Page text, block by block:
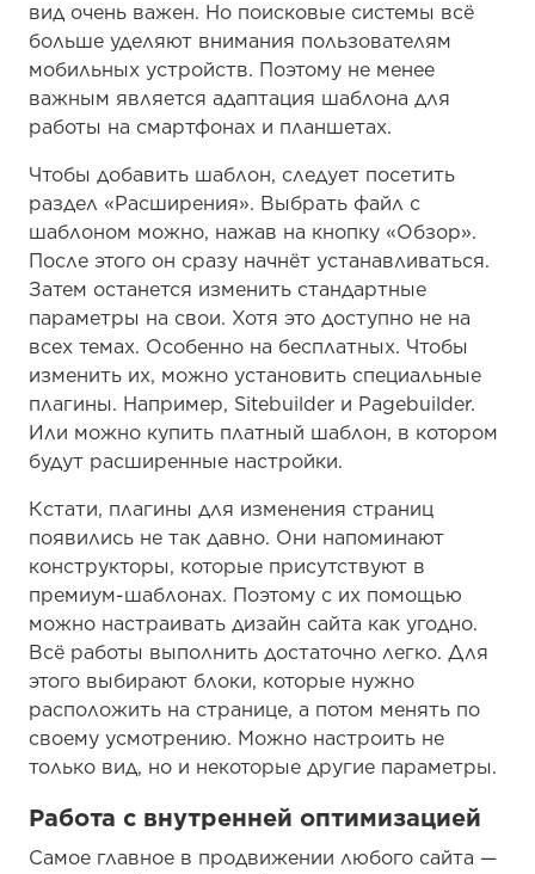
вид очень важен. Но поисковые системы всё
больше уделяют внимания пользователям
мобильных устройств. Поэтому не менее
важным является адаптация шаблона для
работы на смартфонах и планшетах.
Чтобы добавить шаблон, следует посетить
раздел «Расширения». Выбрать файл с
шаблоном можно, нажав на кнопку «Обзор».
После этого он сразу начнёт устанавливаться.
Затем останется изменить стандартные
параметры на свои. Хотя это доступно не на
всех темах. Особенно на бесплатных. Чтобы
изменить их, можно установить специальные
плагины. Например, Sitebuilder и Pagebuilder.
Или можно купить платный шаблон, в котором
будут расширенные настройки.
Кстати, плагины для изменения страниц
появились не так давно. Они напоминают
конструкторы, которые присутствуют в
премиум-шаблонах. Поэтому с их помощью
можно настраивать дизайн сайта как угодно.
Всё работы выполнить достаточно легко. Для
этого выбирают блоки, которые нужно
расположить на странице, а потом менять по
своему усмотрению. Можно настроить не
только вид, но и некоторые другие параметры.
Работа с внутренней оптимизацией
Самое главное в продвижении любого сайта —